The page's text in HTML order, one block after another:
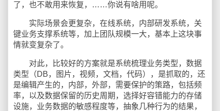
了，也不敢用来恢复，……你说有啥用呢。
实际场景会更复杂，在线系统，内部研发系统，关
键业务支撑系统等，加上团队规模一大，基本上这块事
情就变复杂了。
对此，比较好的方案就是系统梳理业务类型，数据
类型（DB，图片，视频，文档，代码），是抓取的，还
是编辑产生的，内部，外部，需要保护的策路，包括频
率，以及数据保留的历史周期，选择好容错能力的存储
设施，业务数据的敏感程度等，抽象几种行为的结果，